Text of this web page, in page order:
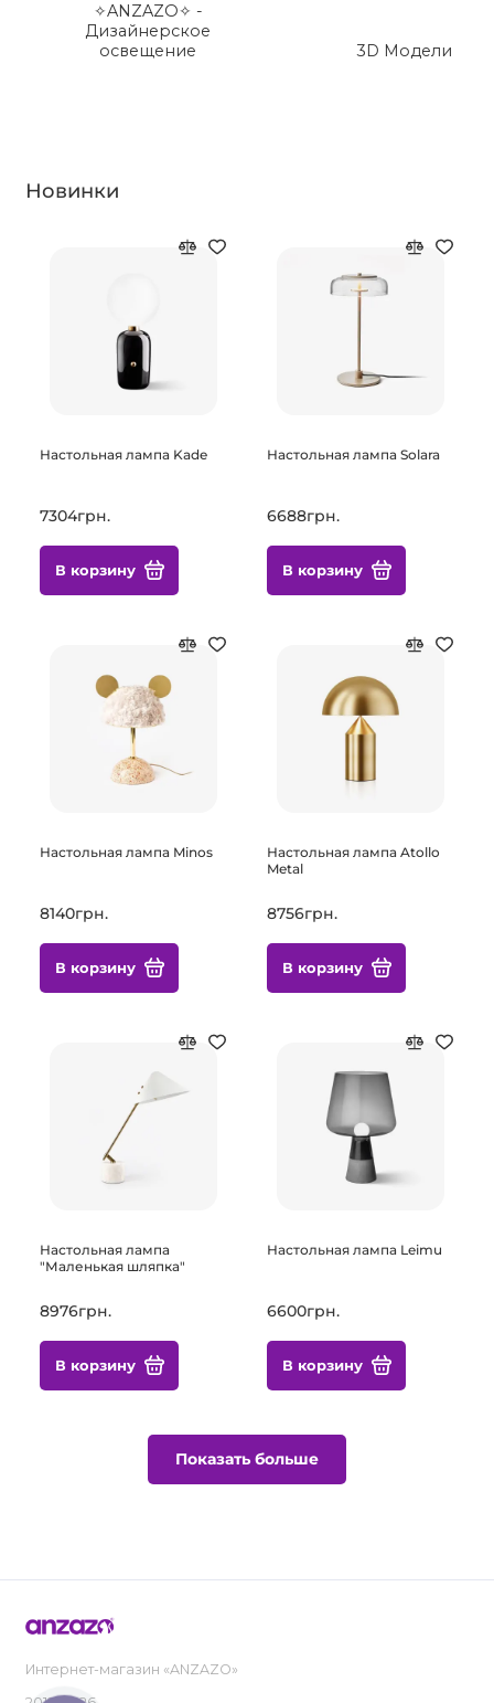
✧ANZAZO✧ -
Дизайнерское
освещение
3D Модели
Новинки
Настольная лампа Kade
7304грн.
В корзину
Настольная лампа Solara
6688грн.
В корзину
Настольная лампа Minos
8140грн.
В корзину
Настольная лампа Atollo
Metal
8756грн.
В корзину
Настольная лампа
"Маленькая шляпка"
8976грн.
В корзину
Настольная лампа Leimu
6600грн.
В корзину
Показать больше
Интернет-магазин «ANZAZO»